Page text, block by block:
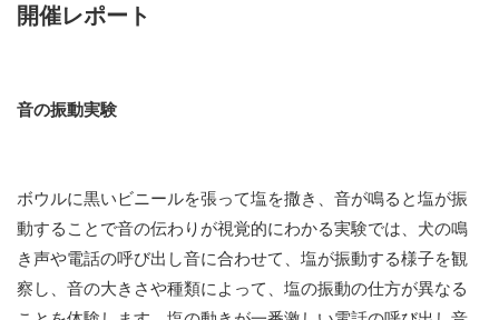
開催レポート
音の振動実験
ボウルに黒いビニールを張って塩を撒き、音が鳴ると塩が振
動することで音の伝わりが視覚的にわかる実験では、犬の鳴
き声や電話の呼び出し音に合わせて、塩が振動する様子を観
察し、音の大きさや種類によって、塩の振動の仕方が異なる